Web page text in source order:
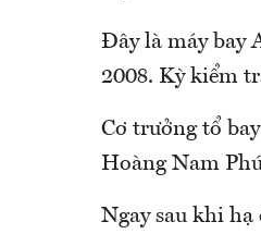
Đây là máy bay
2008. Kỳ kiểm
Cơ trưởng tổ
Hoàng Nam
Ngay sau khi